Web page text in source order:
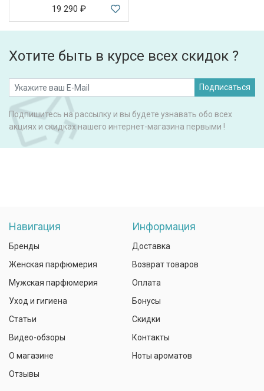
19 290 ₽
Хотите быть в курсе всех скидок ?
Подписаться
Подпишитесь на рассылку и вы будете узнавать обо всех
акциях и скидках нашего интернет-магазина первыми !
Навигация
Бренды
Женская парфюмерия
Мужская парфюмерия
Уход и гигиена
Статьи
Видео-обзоры
О магазине
Отзывы
Информация
Доставка
Возврат товаров
Оплата
Бонусы
Скидки
Контакты
Ноты ароматов